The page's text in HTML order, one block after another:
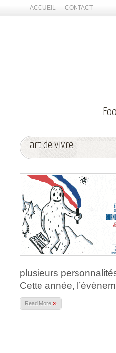
ACCUEIL CONTACT
art de vivre
plusieurs
Cette année,
Read More »